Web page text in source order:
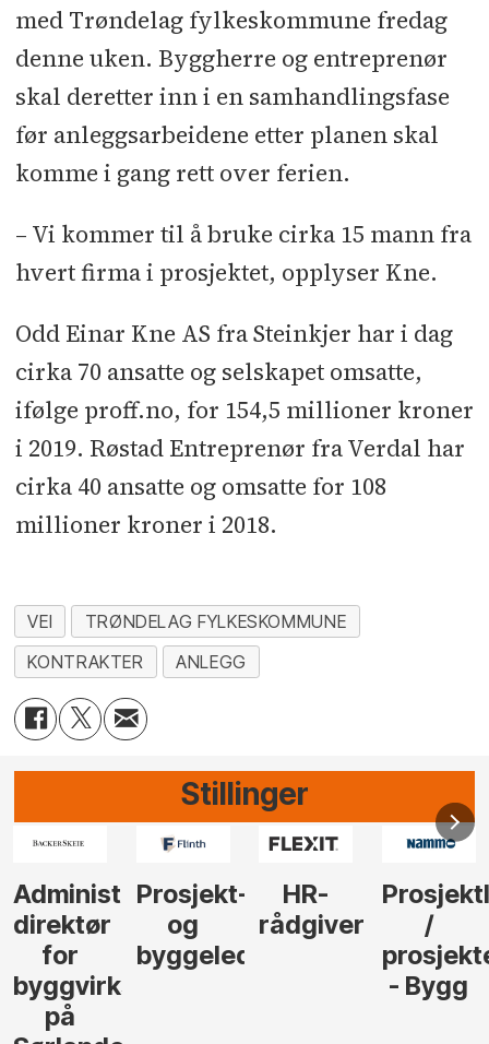
med Trøndelag fylkeskommune fredag
denne uken. Byggherre og entreprenør
skal deretter inn i en samhandlingsfase
før anleggsarbeidene etter planen skal
komme i gang rett over ferien.
– Vi kommer til å bruke cirka 15 mann fra
hvert firma i prosjektet, opplyser Kne.
Odd Einar Kne AS fra Steinkjer har i dag
cirka 70 ansatte og selskapet omsatte,
ifølge proff.no, for 154,5 millioner kroner
i 2019. Røstad Entreprenør fra Verdal har
cirka 40 ansatte og omsatte for 108
millioner kroner i 2018.
VEI
TRØNDELAG FYLKESKOMMUNE
KONTRAKTER
ANLEGG
Stillinger
HR-
rådgiver
Prosjektleder
/
prosjekteringsleder
Vi
behøver
elektrofagfolk
Anlegg
søker
Elektro